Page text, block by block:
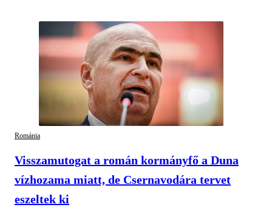
Románia
Visszamutogat a román kormányfő a Duna
vízhozama miatt, de Csernavodára tervet
eszeltek ki